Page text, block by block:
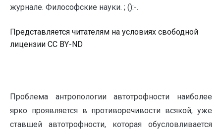
журнале. Философские науки. ; ():-.
Представляется читателям на условиях свободной
лицензии CC BY-ND
Проблема антропологии автотрофности наиболее
ярко проявляется в противоречивости всякой, уже
ставшей автотрофности, которая обусловливается